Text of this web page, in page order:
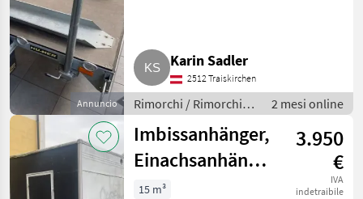
Annuncio
Karin Sadler
2512 Traiskirchen
Rimorchi / Rimorchi
per auto
2 mesi online
Imbissanhänger,
Einachsanhänger
auflaufgebremst,
3.950
€
IVA
indetraibile
15 m³